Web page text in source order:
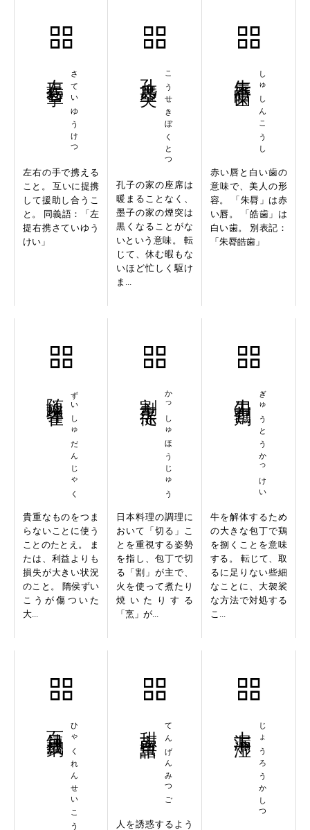
さていゆうけつ
左右の手で携える
こと。 互いに提携
して援助し合うこ
と。 同義語：「左
提右携さていゆう
けい」
こうせきぼくとつ
孔子の家の座席は
暖まることなく、
墨子の家の煙突は
黒くなることがな
いという意味。 転
じて、休む暇もな
いほど忙しく駆け
ま...
しゅしんこうし
赤い唇と白い歯の
意味で、美人の形
容。 「朱脣」は赤
い唇。 「皓歯」は
白い歯。 別表記：
「朱脣皓歯」
ずいしゅだんじゃく
貴重なものをつま
らないことに使う
ことのたとえ。 ま
たは、利益よりも
損失が大きい状況
のこと。 隋侯ずい
こうが傷ついた
大...
かっしゅほうじゅう
日本料理の調理に
おいて「切る」こ
とを重視する姿勢
を指し、包丁で切
る「割」が主で、
火を使って煮たり
焼いたりする
「烹」が...
ぎゅうとうかっけい
牛を解体するため
の大きな包丁で鶏
を捌くことを意味
する。 転じて、取
るに足りない些細
なことに、大袈裟
な方法で対処する
こ...
ひゃくれんせいこう てんげんみつご
人を誘惑するよう
じょうろうかしつ